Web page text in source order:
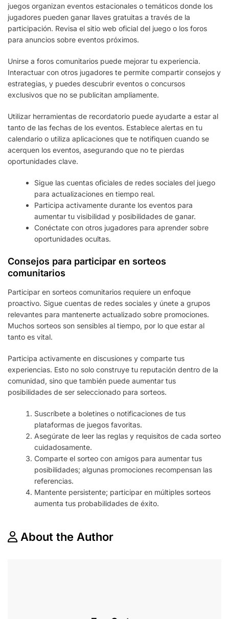
juegos organizan eventos estacionales o temáticos donde los
jugadores pueden ganar llaves gratuitas a través de la
participación. Revisa el sitio web oficial del juego o los foros
para anuncios sobre eventos próximos.
Unirse a foros comunitarios puede mejorar tu experiencia.
Interactuar con otros jugadores te permite compartir consejos y
estrategias, y puedes descubrir eventos o concursos
exclusivos que no se publicitan ampliamente.
Utilizar herramientas de recordatorio puede ayudarte a estar al
tanto de las fechas de los eventos. Establece alertas en tu
calendario o utiliza aplicaciones que te notifiquen cuando se
acerquen los eventos, asegurando que no te pierdas
oportunidades clave.
Sigue las cuentas oficiales de redes sociales del juego
para actualizaciones en tiempo real.
Participa activamente durante los eventos para
aumentar tu visibilidad y posibilidades de ganar.
Conéctate con otros jugadores para aprender sobre
oportunidades ocultas.
Consejos para participar en sorteos
comunitarios
Participar en sorteos comunitarios requiere un enfoque
proactivo. Sigue cuentas de redes sociales y únete a grupos
relevantes para mantenerte actualizado sobre promociones.
Muchos sorteos son sensibles al tiempo, por lo que estar al
tanto es vital.
Participa activamente en discusiones y comparte tus
experiencias. Esto no solo construye tu reputación dentro de la
comunidad, sino que también puede aumentar tus
posibilidades de ser seleccionado para sorteos.
Suscríbete a boletines o notificaciones de tus
plataformas de juegos favoritas.
Asegúrate de leer las reglas y requisitos de cada sorteo
cuidadosamente.
Comparte el sorteo con amigos para aumentar tus
posibilidades; algunas promociones recompensan las
referencias.
Mantente persistente; participar en múltiples sorteos
aumenta tus probabilidades de éxito.
About the Author